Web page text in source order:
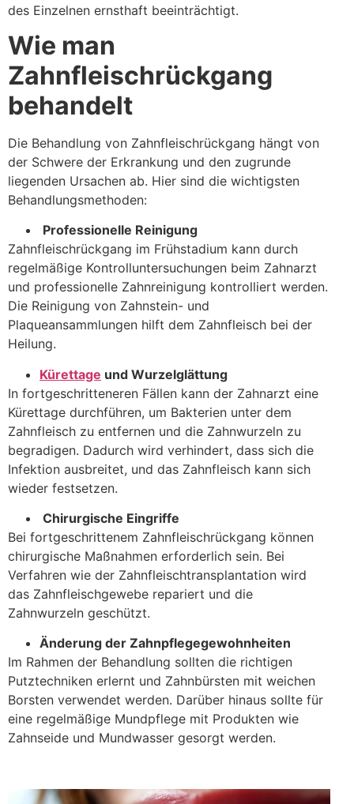
des Einzelnen ernsthaft beeinträchtigt.
Wie man
Zahnfleischrückgang
behandelt
Die Behandlung von Zahnfleischrückgang hängt von
der Schwere der Erkrankung und den zugrunde
liegenden Ursachen ab. Hier sind die wichtigsten
Behandlungsmethoden:
Professionelle Reinigung
Zahnfleischrückgang im Frühstadium kann durch
regelmäßige Kontrolluntersuchungen beim Zahnarzt
und professionelle Zahnreinigung kontrolliert werden.
Die Reinigung von Zahnstein- und
Plaqueansammlungen hilft dem Zahnfleisch bei der
Heilung.
Kürettage und Wurzelglättung
In fortgeschritteneren Fällen kann der Zahnarzt eine
Kürettage durchführen, um Bakterien unter dem
Zahnfleisch zu entfernen und die Zahnwurzeln zu
begradigen. Dadurch wird verhindert, dass sich die
Infektion ausbreitet, und das Zahnfleisch kann sich
wieder festsetzen.
Chirurgische Eingriffe
Bei fortgeschrittenem Zahnfleischrückgang können
chirurgische Maßnahmen erforderlich sein. Bei
Verfahren wie der Zahnfleischtransplantation wird
das Zahnfleischgewebe repariert und die
Zahnwurzeln geschützt.
Änderung der Zahnpflegegewohnheiten
Im Rahmen der Behandlung sollten die richtigen
Putztechniken erlernt und Zahnbürsten mit weichen
Borsten verwendet werden. Darüber hinaus sollte für
eine regelmäßige Mundpflege mit Produkten wie
Zahnseide und Mundwasser gesorgt werden.